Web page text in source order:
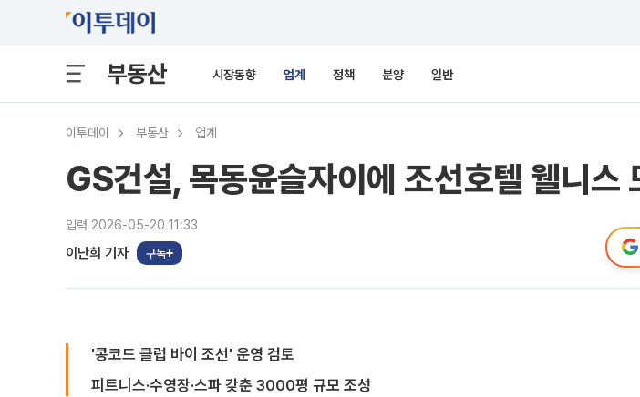
부동산 시장동향 업계 정책 분양 일반
이투데이 부동산 업계
GS건설, 목동윤슬자이에 조선호텔 웰니
입력 2026-05-20 11:33
이난희 기자 구독
'콩코드 클럽 바이 조선' 운영 검토
피트니스·수영장·스파 갖춘 3000평 규모 조성